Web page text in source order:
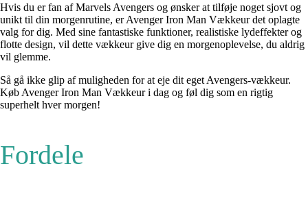
Hvis du er fan af Marvels Avengers og ønsker at tilføje noget sjovt og
unikt til din morgenrutine, er Avenger Iron Man Vækkeur det oplagte
valg for dig. Med sine fantastiske funktioner, realistiske lydeffekter og
flotte design, vil dette vækkeur give dig en morgenoplevelse, du aldrig
vil glemme.
Så gå ikke glip af muligheden for at eje dit eget Avengers-vækkeur.
Køb Avenger Iron Man Vækkeur i dag og føl dig som en rigtig
superhelt hver morgen!
Fordele